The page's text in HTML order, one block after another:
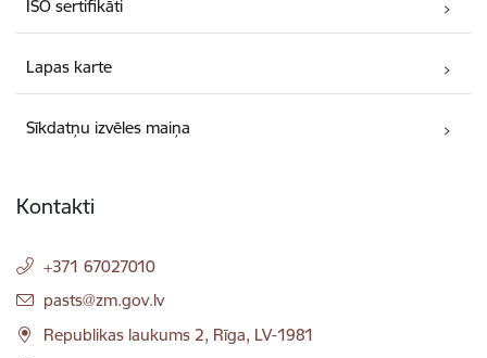
ISO sertifikāti
Lapas karte
Sīkdatņu izvēles maiņa
Kontakti
+371 67027010
E-pasts:
pasts@zm.gov.lv
Republikas laukums 2, Rīga, LV-1981